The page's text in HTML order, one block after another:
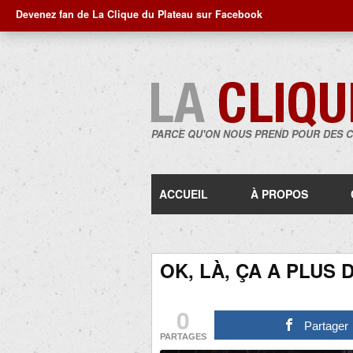
Devenez fan de La Clique du Plateau sur Facebook
PARCE QU'ON NOUS PREND POUR DES
ACCUEIL À PROPOS
OK, LÀ, ÇA A PLUS
0
PARTAGES
Partager